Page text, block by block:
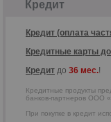
Кредит
Кредит (оплата
Кредитные карты
Кредит до 36 мес.!
Кредитные продукты
банков-партнеров ООО
При покупке в кредит